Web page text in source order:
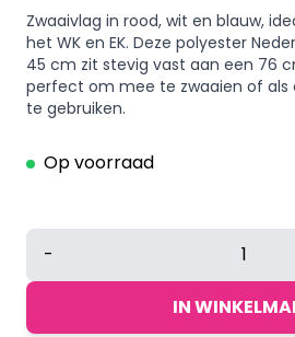
Zwaaivlag in rood, wit en blauw,
het WK en EK. Deze polyester
45 cm zit stevig vast aan een 76
perfect om mee te zwaaien of als
te gebruiken.
Op voorraad
Zwaaivlag
op
-
IN